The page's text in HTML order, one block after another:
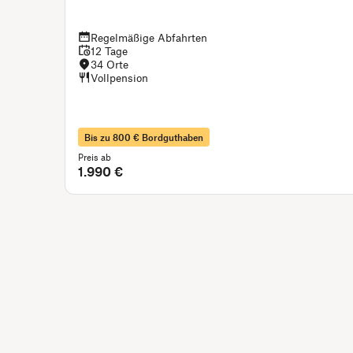
Regelmäßige Abfahrten
12 Tage
34 Orte
Vollpension
Bis zu 800 € Bordguthaben
Preis ab
1.990 €